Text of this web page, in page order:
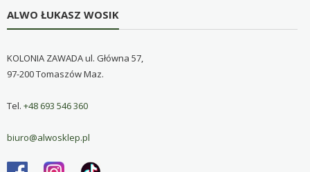
ALWO ŁUKASZ WOSIK
KOLONIA ZAWADA ul. Główna 57,
97-200 Tomaszów Maz.
Tel. +48 693 546 360
biuro@alwosklep.pl